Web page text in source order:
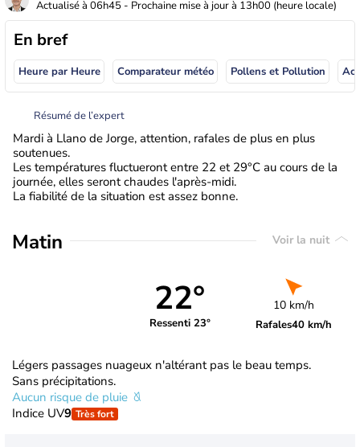
Actualisé à 06h45 - Prochaine mise à jour à 13h00 (heure locale)
En bref
Heure par Heure Comparateur météo Pollens et Pollution
Résumé de l’expert
Mardi à Llano de Jorge, attention, rafales de plus en plus
soutenues.
Les températures fluctueront entre 22 et 29°C au cours de la
journée, elles seront chaudes l'après-midi.
La fiabilité de la situation est assez bonne.
Matin Voir la nuit
22°
Ressenti 23°
10 km/h
Rafales40 km/h
Légers passages nuageux n'altérant pas le beau temps.
Sans précipitations.
Aucun risque de pluie
Indice UV9 Très fort